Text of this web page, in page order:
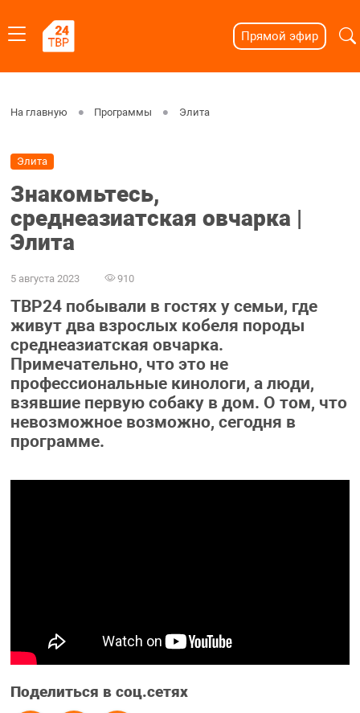
Прямой эфир
На главную Программы Элита
Элита
Знакомьтесь,
среднеазиатская овчарка |
Элита
5 августа 2023 910
ТВР24 побывали в гостях у семьи, где
живут два взрослых кобеля породы
среднеазиатская овчарка.
Примечательно, что это не
профессиональные кинологи, а люди,
взявшие первую собаку в дом. О том, что
невозможное возможно, сегодня в
программе.
Поделиться в соц.сетях